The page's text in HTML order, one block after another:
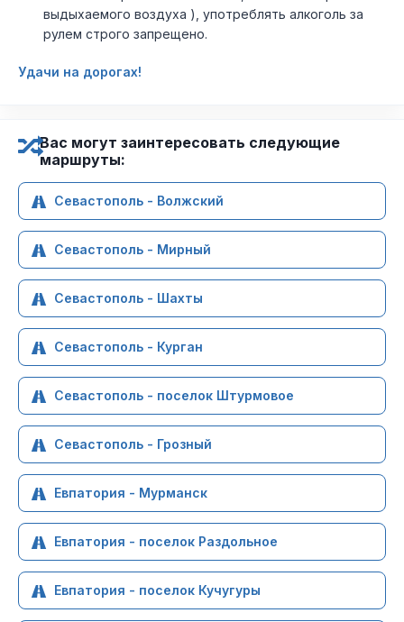
выдыхаемого воздуха ), употреблять алкоголь за
рулем строго запрещено.
Удачи на дорогах!
Вас могут заинтересовать следующие
маршруты:
Севастополь - Волжский
Севастополь - Мирный
Севастополь - Шахты
Севастополь - Курган
Севастополь - поселок Штурмовое
Севастополь - Грозный
Евпатория - Мурманск
Евпатория - поселок Раздольное
Евпатория - поселок Кучугуры